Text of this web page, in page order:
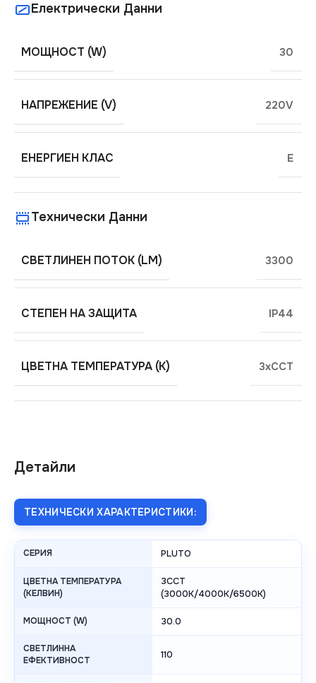
Детайли
ТЕХНИЧЕСКИ ХАРАКТЕРИСТИКИ:
СЕРИЯ PLUTO
ЦВЕТНА ТЕМПЕРАТУРА
(КЕЛВИН)
3CCT
(3000K/4000K/6500K)
МОЩНОСТ (W) 30.0
СВЕТЛИННА
ЕФЕКТИВНОСТ
110
Електрически Данни
МОЩНОСТ (W) 30
НАПРЕЖЕНИЕ (V) 220V
ЕНЕРГИЕН КЛАС E
Технически Данни
СВЕТЛИНЕН ПОТОК (LM) 3300
СТЕПЕН НА ЗАЩИТА IP44
ЦВЕТНА ТЕМПЕРАТУРА (K) 3xCCT